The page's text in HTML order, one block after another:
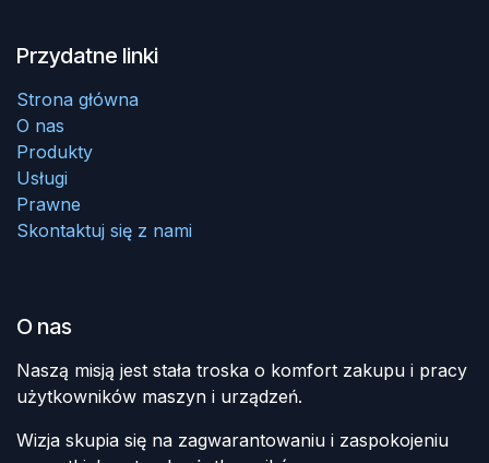
Przydatne linki
Strona główna
O nas
Produkty
Usługi
Prawne
Skontaktuj się z nami
O nas
Naszą misją jest stała troska o komfort zakupu i pracy
użytkowników maszyn i urządzeń.
Wizja skupia się na zagwarantowaniu i zaspokojeniu